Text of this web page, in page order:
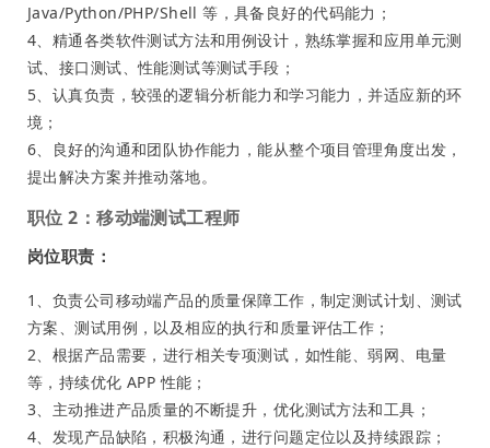
Java/Python/PHP/Shell 等，具备良好的代码能力；
4、精通各类软件测试方法和用例设计，熟练掌握和应用单元测
试、接口测试、性能测试等测试手段；
5、认真负责，较强的逻辑分析能力和学习能力，并适应新的环
境；
6、良好的沟通和团队协作能力，能从整个项目管理角度出发，
提出解决方案并推动落地。
职位 2：移动端测试工程师
岗位职责：
1、负责公司移动端产品的质量保障工作，制定测试计划、测试
方案、测试用例，以及相应的执行和质量评估工作；
2、根据产品需要，进行相关专项测试，如性能、弱网、电量
等，持续优化 APP 性能；
3、主动推进产品质量的不断提升，优化测试方法和工具；
4、发现产品缺陷，积极沟通，进行问题定位以及持续跟踪；